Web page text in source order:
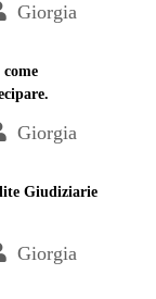
Giorgia
Giorgia
Giudiziarie
Giorgia